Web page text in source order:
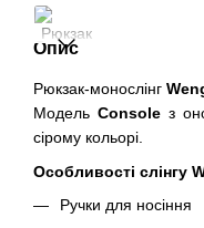
Опис
Рюкзак-монослінг
МодельConsole з
сірому кольорі.
Особливості слінгу
Ручки для носіння